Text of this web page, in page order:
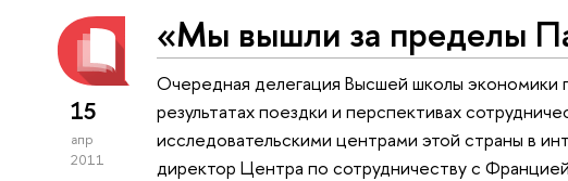
15
апр
2011
«Мы вышли за пределы
Очередная делегация Высшей школы
результатах поездки и перспективах
исследовательскими центрами этой страны в
директор Центра по сотрудничеству с